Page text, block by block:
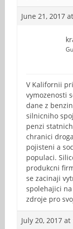
June 21, 2017
V Kalifornii
vymozenosti
dane z
silnicniho
penzi
chranici
pojisteni a
populaci.
produkcni
se zacinaji
spolehajici
zdroje pro
July 20, 2017